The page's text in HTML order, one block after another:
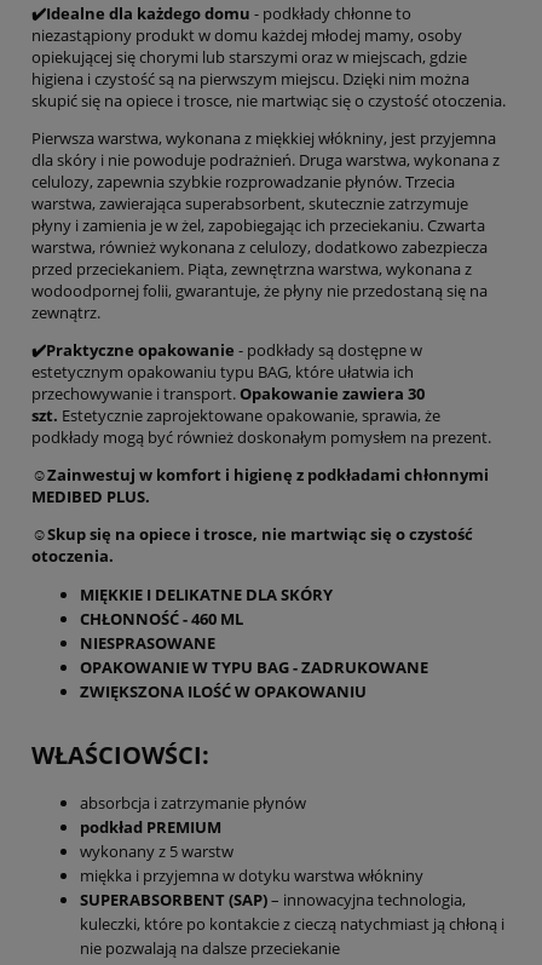
✔️Idealne dla każdego domu - podkłady chłonne to
niezastąpiony produkt w domu każdej młodej mamy, osoby
opiekującej się chorymi lub starszymi oraz w miejscach, gdzie
higiena i czystość są na pierwszym miejscu. Dzięki nim można
skupić się na opiece i trosce, nie martwiąc się o czystość otoczenia.
Pierwsza warstwa, wykonana z miękkiej włókniny, jest przyjemna
dla skóry i nie powoduje podrażnień. Druga warstwa, wykonana z
celulozy, zapewnia szybkie rozprowadzanie płynów. Trzecia
warstwa, zawierająca superabsorbent, skutecznie zatrzymuje
płyny i zamienia je w żel, zapobiegając ich przeciekaniu. Czwarta
warstwa, również wykonana z celulozy, dodatkowo zabezpiecza
przed przeciekaniem. Piąta, zewnętrzna warstwa, wykonana z
wodoodpornej folii, gwarantuje, że płyny nie przedostaną się na
zewnątrz.
✔️Praktyczne opakowanie - podkłady są dostępne w
estetycznym opakowaniu typu BAG, które ułatwia ich
przechowywanie i transport.Opakowanie zawiera 30
szt. Estetycznie zaprojektowane opakowanie, sprawia, że
podkłady mogą być również doskonałym pomysłem na prezent.
☺️Zainwestuj w komfort i higienę z podkładami chłonnymi
MEDIBED PLUS.
☺️Skup się na opiece i trosce, nie martwiąc się o czystość
otoczenia.
MIĘKKIE I DELIKATNE DLA SKÓRY
CHŁONNOŚĆ - 460 ML
NIESPRASOWANE
OPAKOWANIE W TYPU BAG - ZADRUKOWANE
ZWIĘKSZONA ILOŚĆ W OPAKOWANIU
WŁAŚCIOWŚCI:
absorbcja i zatrzymanie płynów
podkład PREMIUM
wykonany z 5 warstw
miękka i przyjemna w dotyku warstwa włókniny
SUPERABSORBENT (SAP)– innowacyjna technologia,
kuleczki, które po kontakcie z cieczą natychmiast ją chłoną i
nie pozwalają na dalsze przeciekanie